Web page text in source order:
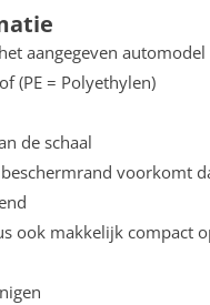
aangegeven
(PE = Polyethylen)
de schaal
voorkomt
ook makkelijk compact